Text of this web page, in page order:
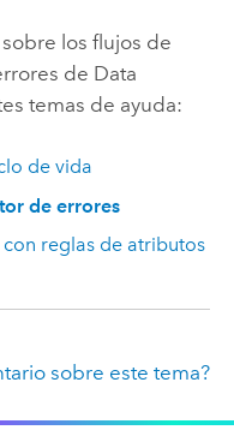
los flujos de
de Data
temas de ayuda:
de vida
de errores
reglas de atributos
sobre este tema?